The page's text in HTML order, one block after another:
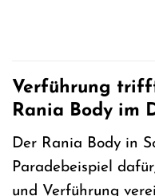
Verführung
Rania Body im
Der Rania Body in
Paradebeispiel
und Verführung